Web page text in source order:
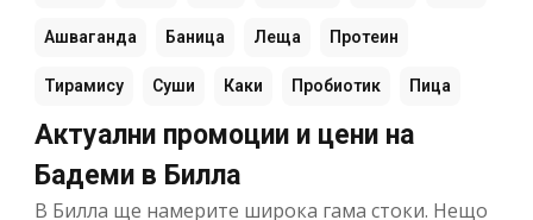
Ашваганда Баница Леща Протеин
Тирамису Суши Каки Пробиотик Пица
Актуални промоции и цени на
Бадеми в Билла
В Билла ще намерите широка гама стоки. Нещо